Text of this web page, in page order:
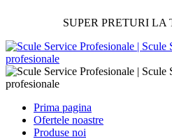
SUPER PRETURI LA
Prima pagina
Ofertele noastre
Produse noi